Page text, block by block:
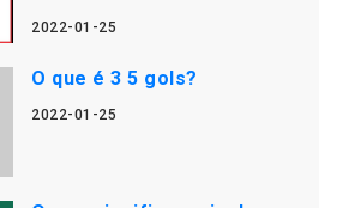
2022-01-25
O que é 3 5 gols?
2022-01-25